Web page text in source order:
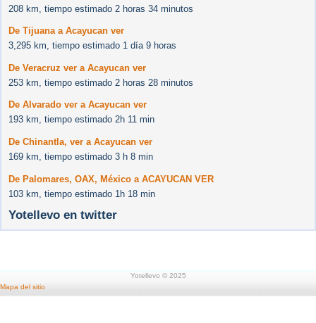
208 km, tiempo estimado 2 horas 34 minutos
De Tijuana a Acayucan ver
3,295 km, tiempo estimado 1 día 9 horas
De Veracruz ver a Acayucan ver
253 km, tiempo estimado 2 horas 28 minutos
De Alvarado ver a Acayucan ver
193 km, tiempo estimado 2h 11 min
De Chinantla, ver a Acayucan ver
169 km, tiempo estimado 3 h 8 min
De Palomares, OAX, México a ACAYUCAN VER
103 km, tiempo estimado 1h 18 min
Yotellevo en twitter
Yotellevo © 2025
Mapa del sitio